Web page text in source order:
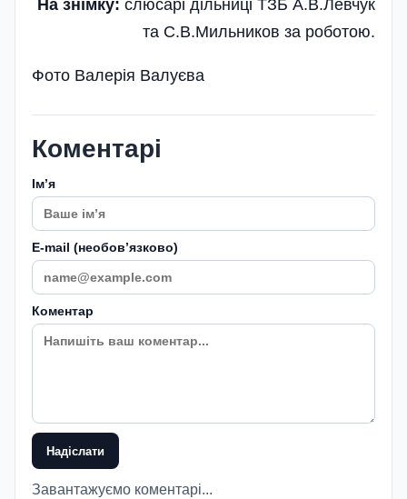
На знімку: слюсарі дільниці ТЗБ А.В.Левчук
та С.В.Мильников за роботою.
Фото Валерія Валуєва
Коментарі
Імʼя
E-mail (необовʼязково)
Коментар
Надіслати
Завантажуємо коментарі...